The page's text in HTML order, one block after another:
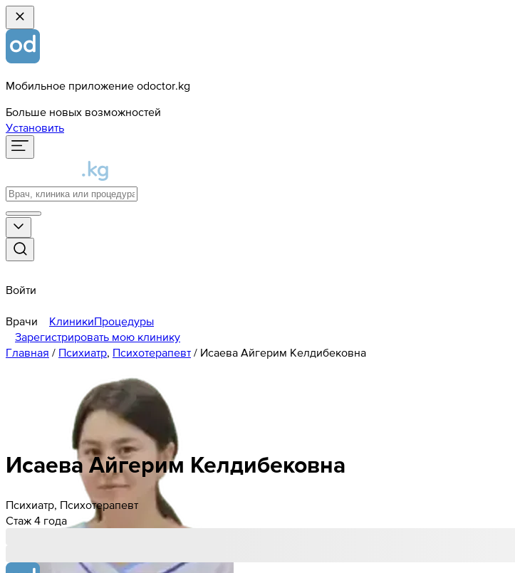
Мобильное приложение odoctor.kg
Больше новых возможностей
Установить
Войти
Врачи КлиникиПроцедуры
Зарегистрировать мою клинику
Главная / Психиатр, Психотерапевт / Исаева Айгерим Келдибековна
ИсаеваАйгерим Келдибековна
Психиатр, Психотерапевт
Стаж 4 года